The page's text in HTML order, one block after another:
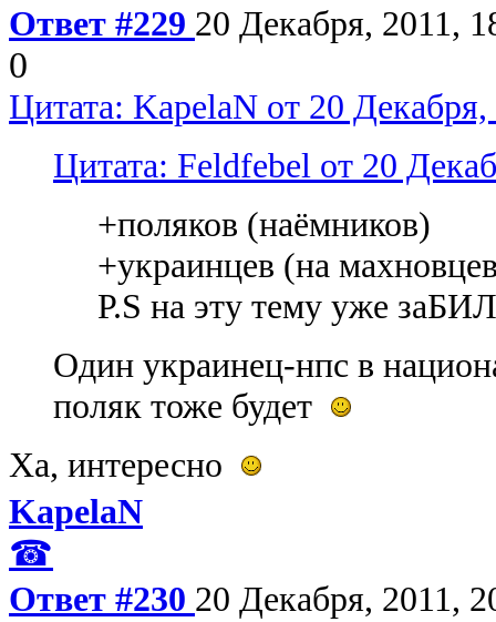
Ответ #229 20 Декабря, 2011,
0
Цитата: KapelaN от 20
Цитата: Feldfebel от 20
+поляков (наёмников)
+украинцев (на
P.S на эту тему уже
Один украинец-нпс в
поляк тоже будет
Ха, интересно
KapelaN
☎
Ответ #230 20 Декабря, 2011,